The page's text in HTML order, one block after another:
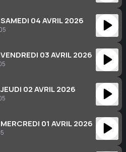
04 AVRIL 2026
03 AVRIL 2026
02 AVRIL 2026
01 AVRIL 2026